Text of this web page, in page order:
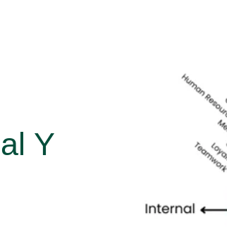
Y